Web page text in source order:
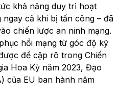
khả năng duy trì hoạt
cả khi bị tấn công – đã
chiến lược an ninh mạng.
hồi mạng từ góc độ kỹ
đề cập rõ trong Chiến
Hoa Kỳ năm 2023, Đạo
của EU ban hành năm